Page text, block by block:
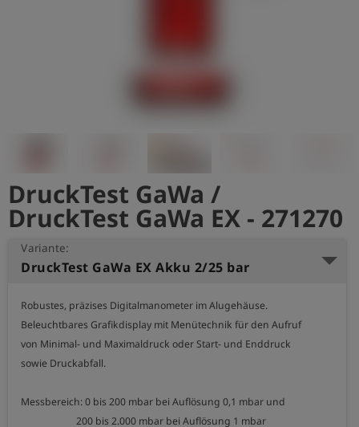
DruckTest GaWa /
DruckTest GaWa EX - 271270
Variante:
DruckTest GaWa EX Akku 2/25 bar
Robustes, präzises Digitalmanometer im Alugehäuse.
Beleuchtbares Grafikdisplay mit Menütechnik für den Aufruf
von Minimal- und Maximaldruck oder Start- und Enddruck
sowie Druckabfall.
Messbereich: 0 bis 200 mbar bei Auflösung 0,1 mbar und